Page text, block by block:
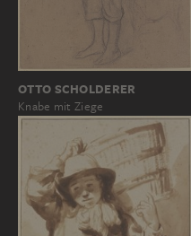
OTTO SCHOLDERER
Knabe mit Ziege